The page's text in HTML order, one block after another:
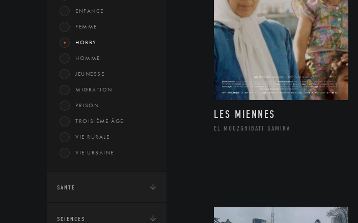
ENFANCE
FEMME
HOBBY
HOMME
JEUNESSE
MIGRATION
PRISON
TROISIÈME ÂGE
VIE RURALE
VIE URBAINE
SANTÉ
SCIENCES
LES MIENNES
EL MOUZGHIBATI SAMIRA